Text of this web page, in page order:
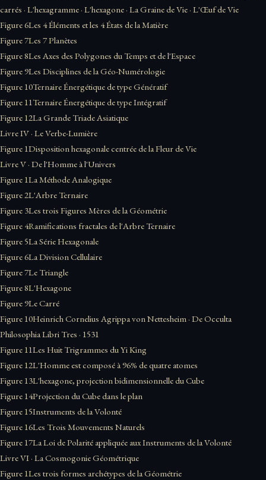
carrés · L'hexagramme · L'hexagone · La Graine de Vie · L'Œuf de Vie
Figure 6Les 4 Éléments et les 4 États de la Matière
Figure 7Les 7 Planètes
Figure 8Les Axes des Polygones du Temps et de l'Espace
Figure 9Les Disciplines de la Géo-Numérologie
Figure 10Ternaire Énergétique de type Génératif
Figure 11Ternaire Énergétique de type Intégratif
Figure 12La Grande Triade Asiatique
Livre IV · Le Verbe-Lumière
Figure 1Disposition hexagonale centrée de la Fleur de Vie
Livre V · De l'Homme à l'Univers
Figure 1La Méthode Analogique
Figure 2L'Arbre Ternaire
Figure 3Les trois Figures Mères de la Géométrie
Figure 4Ramifications fractales de l'Arbre Ternaire
Figure 5La Série Hexagonale
Figure 6La Division Cellulaire
Figure 7Le Triangle
Figure 8L'Hexagone
Figure 9Le Carré
Figure 10Heinrich Cornelius Agrippa von Nettesheim · De Occulta
Philosophia Libri Tres · 1531
Figure 11Les Huit Trigrammes du Yi King
Figure 12L'Homme est composé à 96% de quatre atomes
Figure 13L'hexagone, projection bidimensionnelle du Cube
Figure 14Projection du Cube dans le plan
Figure 15Instruments de la Volonté
Figure 16Les Trois Mouvements Naturels
Figure 17La Loi de Polarité appliquée aux Instruments de la Volonté
Livre VI · La Cosmogonie Géométrique
Figure 1Les trois formes archétypes de la Géométrie